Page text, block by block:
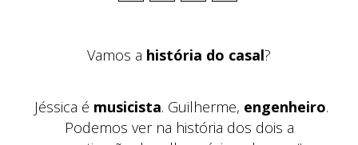
Vamos a história do casal?
Jéssica é musicista. Guilherme, engenheiro.
Podemos ver na história dos dois a